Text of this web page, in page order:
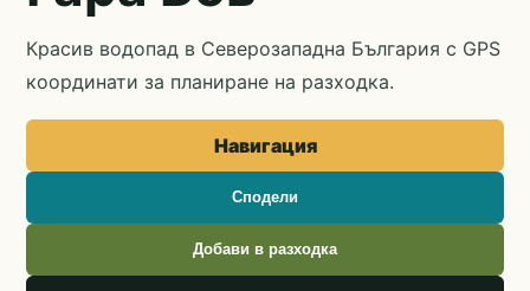
Красив водопад в Северозападна България с GPS
координати за планиране на разходка.
Навигация
Сподели
Добави в разходка